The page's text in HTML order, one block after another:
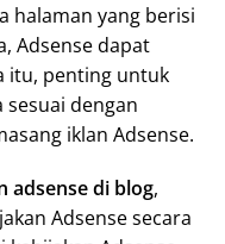
halaman yang berisi
Adsense dapat
itu, penting untuk
dengan
iklan Adsense.
adsense di blog,
Adsense secara